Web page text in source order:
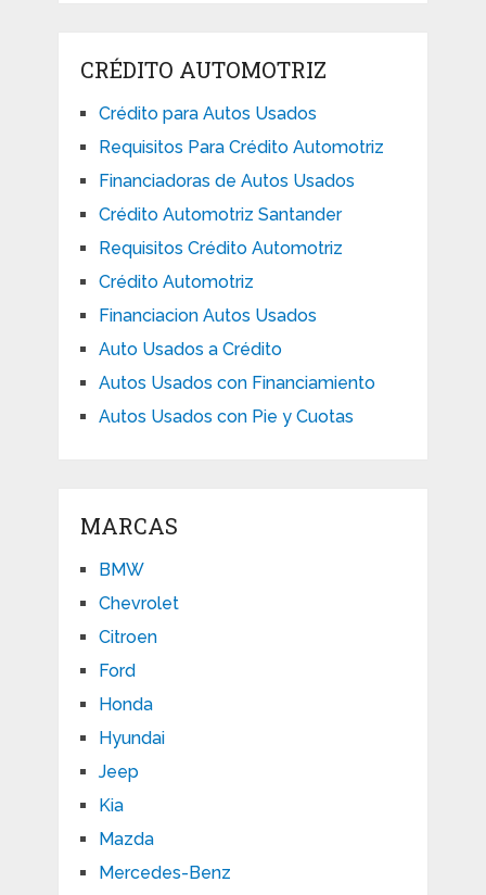
CRÉDITO AUTOMOTRIZ
Crédito para Autos Usados
Requisitos Para Crédito Automotriz
Financiadoras de Autos Usados
Crédito Automotriz Santander
Requisitos Crédito Automotriz
Crédito Automotriz
Financiacion Autos Usados
Auto Usados a Crédito
Autos Usados con Financiamiento
Autos Usados con Pie y Cuotas
MARCAS
BMW
Chevrolet
Citroen
Ford
Honda
Hyundai
Jeep
Kia
Mazda
Mercedes-Benz